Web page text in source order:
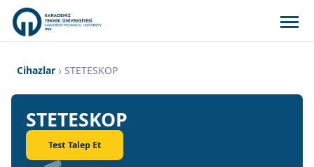
Cihazlar STETESKOP
STETESKOP
Test Talep Et